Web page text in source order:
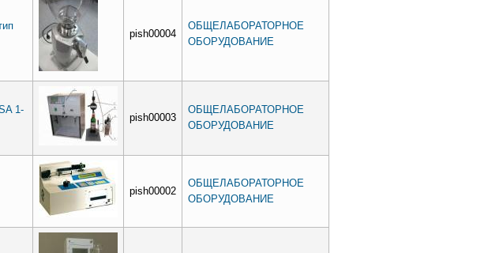
pish00004
ОБЩЕЛАБОРАТОРНОЕ
ОБОРУДОВАНИЕ
1-
pish00003
ОБЩЕЛАБОРАТОРНОЕ
ОБОРУДОВАНИЕ
pish00002
ОБЩЕЛАБОРАТОРНОЕ
ОБОРУДОВАНИЕ